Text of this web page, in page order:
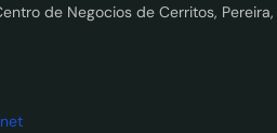
de Negocios de Cerritos, Pereira,